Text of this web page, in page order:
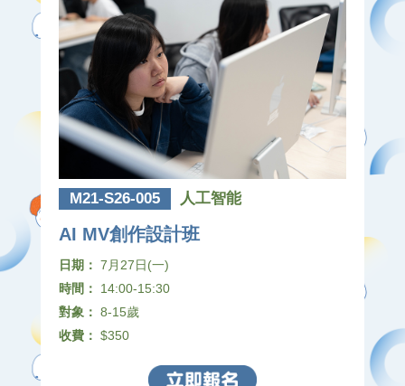
M21-S26-005 人工智能
AI MV創作設計班
日期： 7月27日(一)
時間：
14:00-15:30
對象： 8-15歲
收費： $350